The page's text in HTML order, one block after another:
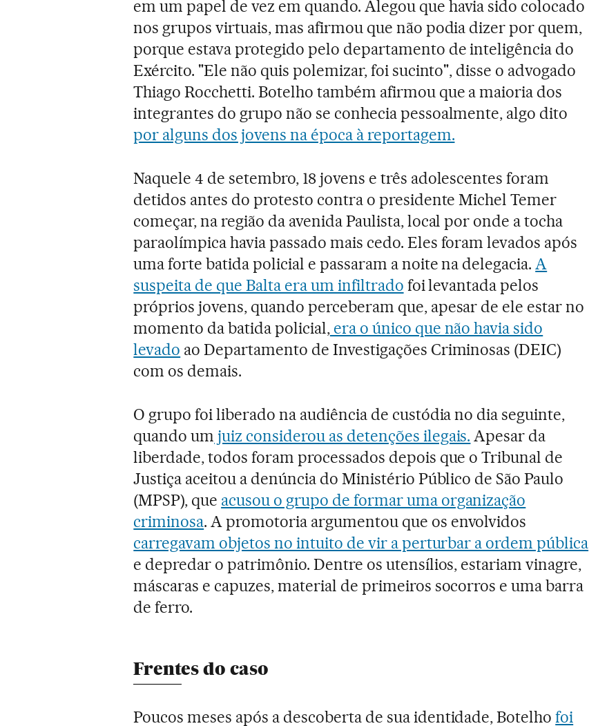
em um papel de vez em quando. Alegou que havia sido colocado
nos grupos virtuais, mas afirmou que não podia dizer por quem,
porque estava protegido pelo departamento de inteligência do
Exército. "Ele não quis polemizar, foi sucinto", disse o advogado
Thiago Rocchetti. Botelho também afirmou que a maioria dos
integrantes do grupo não se conhecia pessoalmente, algo dito
por alguns dos jovens na época à reportagem.
Naquele 4 de setembro, 18 jovens e três adolescentes foram
detidos antes do protesto contra o presidente Michel Temer
começar, na região da avenida Paulista, local por onde a tocha
paraolímpica havia passado mais cedo. Eles foram levados após
uma forte batida policial e passaram a noite na delegacia.A
suspeita de que Balta era um infiltrado foi levantada pelos
próprios jovens, quando perceberam que, apesar de ele estar no
momento da batida policial,era o único que não havia sido
levado ao Departamento de Investigações Criminosas (DEIC)
com os demais.
O grupo foi liberado na audiência de custódia no dia seguinte,
quando um juiz considerou as detenções ilegais. Apesar da
liberdade, todos foram processados depois que o Tribunal de
Justiça aceitou a denúncia do Ministério Público de São Paulo
(MPSP), que acusou o grupo de formar uma organização
criminosa. A promotoria argumentou que os envolvidos
carregavam objetos no intuito de vir a perturbar a ordem pública
e depredar o patrimônio. Dentre os utensílios, estariam vinagre,
máscaras e capuzes, material de primeiros socorros e uma barra
de ferro.
Frentes do caso
Poucos meses após a descoberta de sua identidade, Botelhofoi